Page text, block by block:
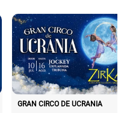
GRAN CIRCO DE UCRANIA